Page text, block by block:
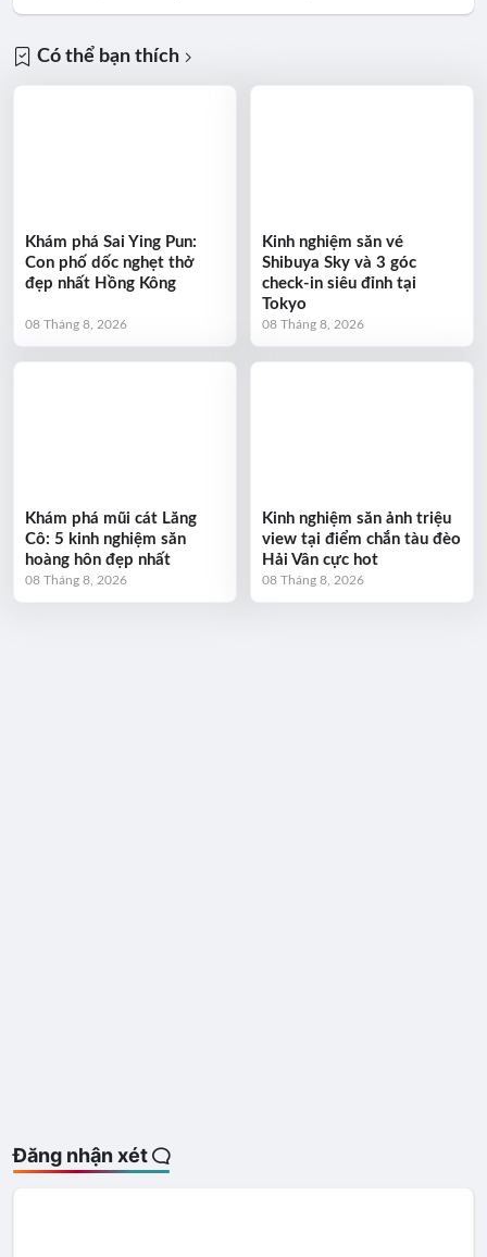
Có thể bạn thích
Khám phá Sai Ying Pun:
Con phố dốc nghẹt thở
đẹp nhất Hồng Kông
08 Tháng 8, 2026
Kinh nghiệm săn vé
Shibuya Sky và 3 góc
check-in siêu đỉnh tại
Tokyo
08 Tháng 8, 2026
Khám phá mũi cát Lăng
Cô: 5 kinh nghiệm săn
hoàng hôn đẹp nhất
08 Tháng 8, 2026
Kinh nghiệm săn ảnh triệu
view tại điểm chắn tàu đèo
Hải Vân cực hot
08 Tháng 8, 2026
Đăng nhận xét